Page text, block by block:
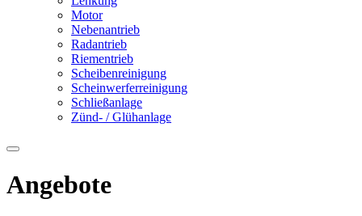
Motor
Nebenantrieb
Radantrieb
Riementrieb
Scheibenreinigung
Scheinwerferreinigung
Schließanlage
Zünd- / Glühanlage
Angebote